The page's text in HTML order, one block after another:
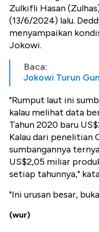
Zulkifli Hasan
(13/6/2024) lalu.
menyampaikan
Jokowi.
Baca:
Jokowi Turun
"Rumput laut ini
kalau melihat data
Tahun 2020 baru
Kalau dari
sumbangannya
US$2,05 miliar
setiap tahunnya,"
"Ini urusan besar,
(wur)